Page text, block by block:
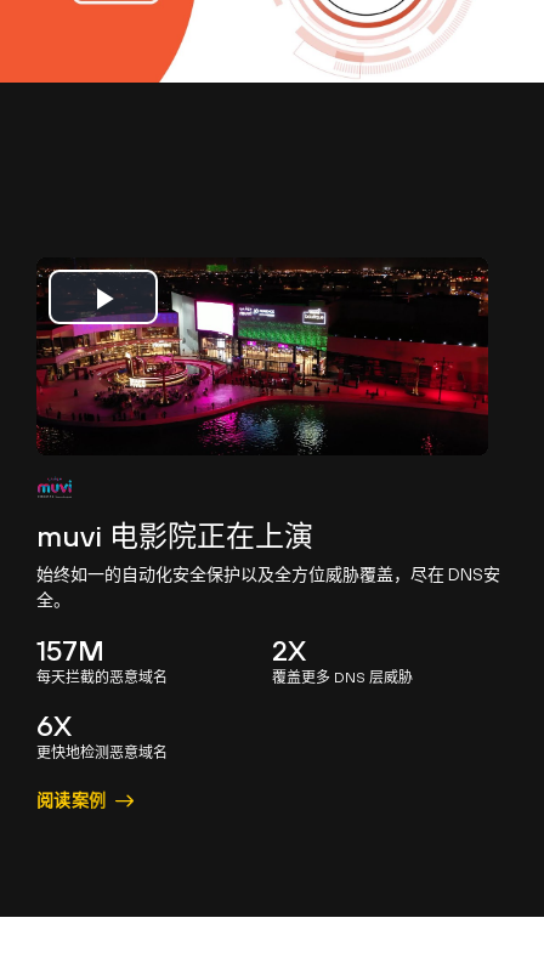
muvi 电影院正在上演
始终如一的自动化安全保护以及全方位威胁覆盖，尽在 DNS安
全。
157M
每天拦截的恶意域名
2X
覆盖更多 DNS 层威胁
6X
更快地检测恶意域名
阅读案例
Play
Video